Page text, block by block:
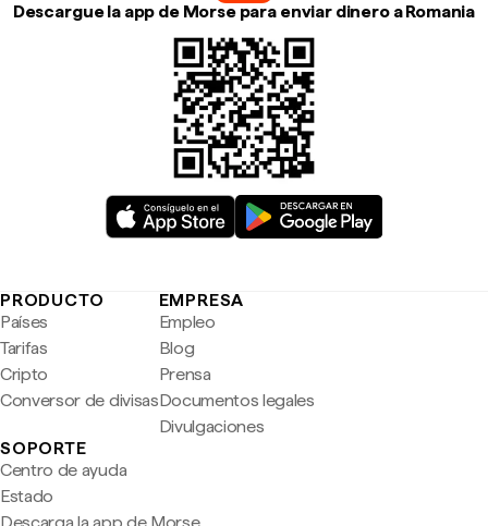
Descargue la app de Morse para enviar dinero a Romania
PRODUCTO
Países
Tarifas
Cripto
Conversor de divisas
EMPRESA
Empleo
Blog
Prensa
Documentos legales
Divulgaciones
SOPORTE
Centro de ayuda
Estado